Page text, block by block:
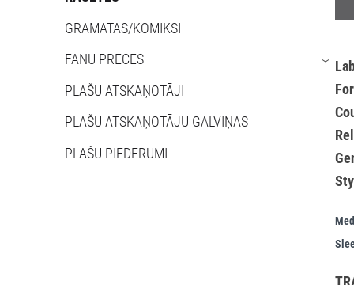
GRĀMATAS/KOMIKSI
FANU PRECES
›
PLAŠU ATSKAŅOTĀJI
PLAŠU ATSKAŅOTĀJU GALVIŅAS
PLAŠU PIEDERUMI